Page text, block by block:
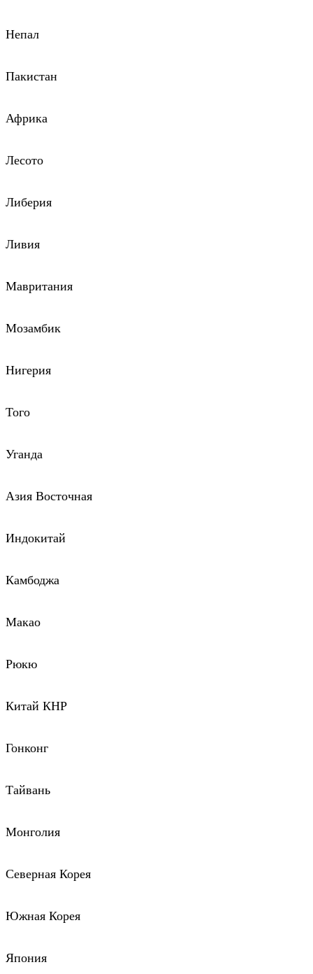
Непал
Пакистан
Африка
Лесото
Либерия
Ливия
Мавритания
Мозамбик
Нигерия
Того
Уганда
Азия Восточная
Индокитай
Камбоджа
Макао
Рюкю
Китай КНР
Гонконг
Тайвань
Монголия
Северная Корея
Южная Корея
Япония